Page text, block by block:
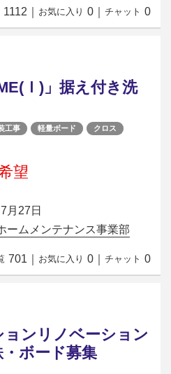
1112 お気に入り 0 チャット 0
Ｉ)」据え付き洗
工事 軽量ボード
クロス
望
月27日
ームメンテナンス事業部
701 お気に入り 0 チャット 0
ンリノベーション
ボード募集